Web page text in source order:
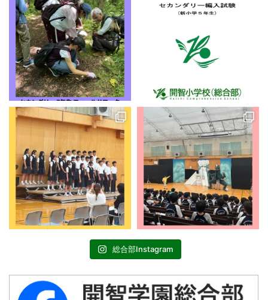
総合部Instagram